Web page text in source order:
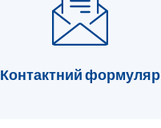
Контактний формуляр